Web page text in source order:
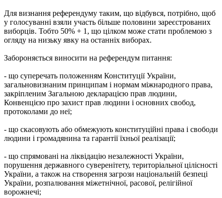
Для визнання референдуму таким, що відбувся, потрібно, щоб
у голосуванні взяли участь більше половини зареєстрованих
виборців. Тобто 50% + 1, що цілком може стати проблемою з
огляду на низьку явку на останніх виборах.
Забороняється виносити на референдум питання:
- що суперечать положенням Конституції України,
загальновизнаним принципам і нормам міжнародного права,
закріпленим Загальною декларацією прав людини,
Конвенцією про захист прав людини і основних свобод,
протоколами до неї;
- що скасовують або обмежують конституційні права і свободи
людини і громадянина та гарантії їхньої реалізації;
- що спрямовані на ліквідацію незалежності України,
порушення державного суверенітету, територіальної цілісності
України, а також на створення загрози національній безпеці
України, розпалювання міжетнічної, расової, релігійної
ворожнечі;